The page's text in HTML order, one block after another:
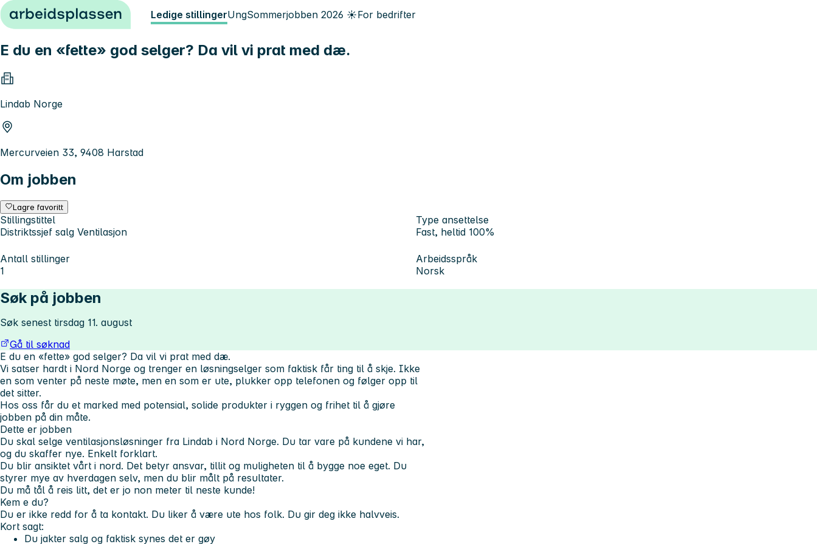
Hopp til innhold Ledige stillingerUngSommerjobben 2026 ☀️For bedrifter
E du en «fette» god selger? Da vil vi prat med dæ.
Lindab Norge
Mercurveien 33, 9408 Harstad
Om jobben
Lagre favoritt
Stillingstittel
Distriktssjef salg Ventilasjon
Type ansettelse
Fast, heltid 100%
Antall stillinger
1
Arbeidsspråk
Norsk
Søk på jobben
Søk senest tirsdag 11. august
Gå til søknad
E du en «fette» god selger? Da vil vi prat med dæ.
Vi satser hardt i Nord Norge og trenger en løsningselger som faktisk får ting til å skje. Ikke
en som venter på neste møte, men en som er ute, plukker opp telefonen og følger opp til
det sitter.
Hos oss får du et marked med potensial, solide produkter i ryggen og frihet til å gjøre
jobben på din måte.
Dette er jobben
Du skal selge ventilasjonsløsninger fra Lindab i Nord Norge. Du tar vare på kundene vi har,
og du skaffer nye. Enkelt forklart.
Du blir ansiktet vårt i nord. Det betyr ansvar, tillit og muligheten til å bygge noe eget. Du
styrer mye av hverdagen selv, men du blir målt på resultater.
Du må tål å reis litt, det er jo non meter til neste kunde!
Kem e du?
Du er ikke redd for å ta kontakt. Du liker å være ute hos folk. Du gir deg ikke halvveis.
Kort sagt:
Du jakter salg og faktisk synes det er gøy